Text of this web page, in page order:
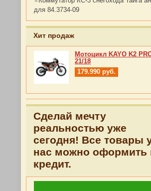
для 84.3734-09
Хит продаж
Мотоцикл KAYO K2
21/18
179.990руб.
Сделай мечту
реальностью уже
сегодня! Все товары
нас можно оформить
кредит.